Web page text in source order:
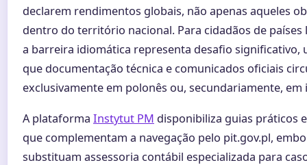
declarem rendimentos globais, não apenas aqueles
dentro do território nacional. Para cidadãos de países
a barreira idiomática representa desafio significativo,
que documentação técnica e comunicados oficiais
exclusivamente em polonês ou, secundariamente, em
A plataforma Instytut PM disponibiliza guias práticos
que complementam a navegação pelo pit.gov.pl,
substituam assessoria contábil especializada para